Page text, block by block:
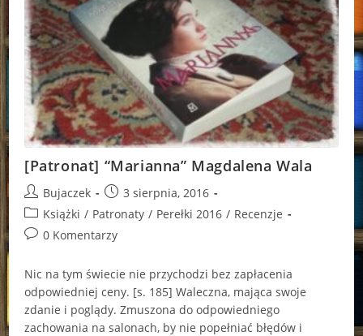
[Patronat] “Marianna” Magdalena Wala
Post
author:
Bujaczek
Post
published:
3 sierpnia, 2016
Post
category:
Książki / Patronaty / Perełki 2016 / Recenzje
Post0 Komentarzy
Nic na tym świecie nie przychodzi bez zapłacenia
odpowiedniej ceny. [s. 185] Waleczna, mająca swoje
zdanie i poglądy. Zmuszona do odpowiedniego
zachowania na salonach, by nie popełniać błędów i